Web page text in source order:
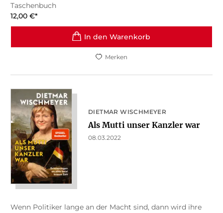
Taschenbuch
12,00 €*
In den Warenkorb
Merken
DIETMAR WISCHMEYER
Als Mutti unser Kanzler war
08.03.2022
Wenn Politiker lange an der Macht sind, dann wird ihre